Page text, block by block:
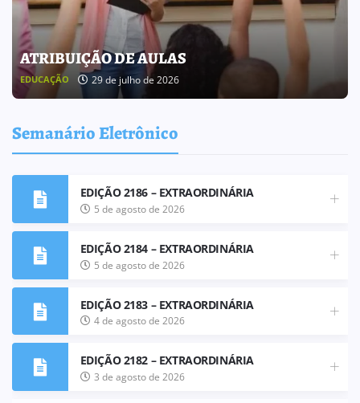
BOLETIM INFORMATIVO 238
BOLETIM INFORMATIVO 25 de julho de 2026
Semanário Eletrônico
EDIÇÃO 2186 – EXTRAORDINÁRIA
5 de agosto de 2026
EDIÇÃO 2184 – EXTRAORDINÁRIA
5 de agosto de 2026
EDIÇÃO 2183 – EXTRAORDINÁRIA
4 de agosto de 2026
EDIÇÃO 2182 – EXTRAORDINÁRIA
3 de agosto de 2026